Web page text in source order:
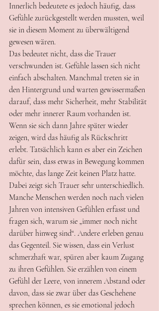
Innerlich bedeutete es jedoch häufig, dass
Gefühle zurückgestellt werden mussten, weil
sie in diesem Moment zu überwältigend
gewesen wären.
Das bedeutet nicht, dass die Trauer
verschwunden ist. Gefühle lassen sich nicht
einfach abschalten. Manchmal treten sie in
den Hintergrund und warten gewissermaßen
darauf, dass mehr Sicherheit, mehr Stabilität
oder mehr innerer Raum vorhanden ist.
Wenn sie sich dann Jahre später wieder
zeigen, wird das häufig als Rückschritt
erlebt. Tatsächlich kann es aber ein Zeichen
dafür sein, dass etwas in Bewegung kommen
möchte, das lange Zeit keinen Platz hatte.
Dabei zeigt sich Trauer sehr unterschiedlich.
Manche Menschen werden noch nach vielen
Jahren von intensiven Gefühlen erfasst und
fragen sich, warum sie „immer noch nicht
darüber hinweg sind“. Andere erleben genau
das Gegenteil. Sie wissen, dass ein Verlust
schmerzhaft war, spüren aber kaum Zugang
zu ihren Gefühlen. Sie erzählen von einem
Gefühl der Leere, von innerem Abstand oder
davon, dass sie zwar über das Geschehene
sprechen können, es sie emotional jedoch